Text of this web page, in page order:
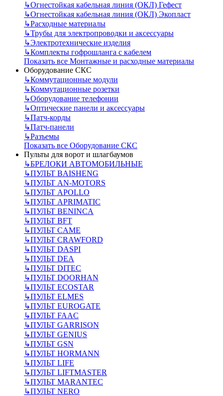
↳Огнестойкая кабельная линия (ОКЛ) Гефест
↳Огнестойкая кабельная линия (ОКЛ) Экопласт
↳Расходные материалы
↳Трубы для электропроводки и аксессуары
↳Электротехнические изделия
↳Комплекты гофрошланга с кабелем
Показать все Монтажные и расходные материалы
Оборудование СКС
↳Коммутационные модули
↳Коммутационные розетки
↳Оборудование телефонии
↳Оптические панели и аксессуары
↳Патч-корды
↳Патч-панели
↳Разъемы
Показать все Оборудование СКС
Пульты для ворот и шлагбаумов
↳БРЕЛОКИ АВТОМОБИЛЬНЫЕ
↳ПУЛЬТ BAISHENG
↳ПУЛЬТ AN-MOTORS
↳ПУЛЬТ APOLLO
↳ПУЛЬТ APRIMATIC
↳ПУЛЬТ BENINCA
↳ПУЛЬТ BFT
↳ПУЛЬТ CAME
↳ПУЛЬТ CRAWFORD
↳ПУЛЬТ DASPI
↳ПУЛЬТ DEA
↳ПУЛЬТ DITEC
↳ПУЛЬТ DOORHAN
↳ПУЛЬТ ECOSTAR
↳ПУЛЬТ ELMES
↳ПУЛЬТ EUROGATE
↳ПУЛЬТ FAAC
↳ПУЛЬТ GARRISON
↳ПУЛЬТ GENIUS
↳ПУЛЬТ GSN
↳ПУЛЬТ HORMANN
↳ПУЛЬТ LIFE
↳ПУЛЬТ LIFTMASTER
↳ПУЛЬТ MARANTEC
↳ПУЛЬТ NERO